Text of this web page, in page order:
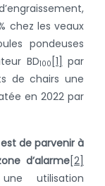
chez les veaux
pondeuses
BD100 [1] par
de chairs une
en 2022 par
de parvenir à
d’alarme[2]
utilisation